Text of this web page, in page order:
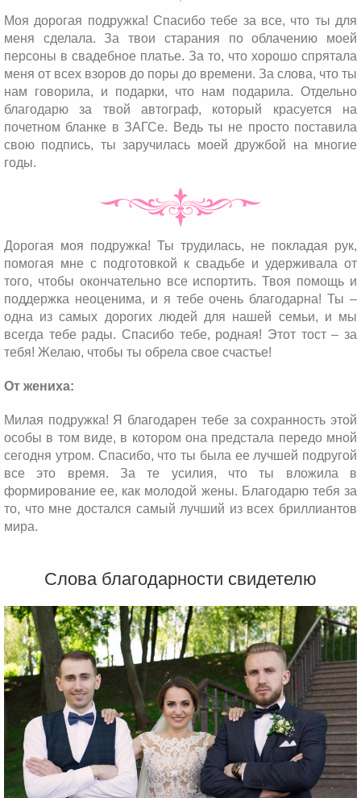
Моя дорогая подружка! Спасибо тебе за все, что ты для
меня сделала. За твои старания по облачению моей
персоны в свадебное платье. За то, что хорошо спрятала
меня от всех взоров до поры до времени. За слова, что ты
нам говорила, и подарки, что нам подарила. Отдельно
благодарю за твой автограф, который красуется на
почетном бланке в ЗАГСе. Ведь ты не просто поставила
свою подпись, ты заручилась моей дружбой на многие
годы.
Дорогая моя подружка! Ты трудилась, не покладая рук,
помогая мне с подготовкой к свадьбе и удерживала от
того, чтобы окончательно все испортить. Твоя помощь и
поддержка неоценима, и я тебе очень благодарна! Ты –
одна из самых дорогих людей для нашей семьи, и мы
всегда тебе рады. Спасибо тебе, родная! Этот тост – за
тебя! Желаю, чтобы ты обрела свое счастье!
От жениха:
Милая подружка! Я благодарен тебе за сохранность этой
особы в том виде, в котором она предстала передо мной
сегодня утром. Спасибо, что ты была ее лучшей подругой
все это время. За те усилия, что ты вложила в
формирование ее, как молодой жены. Благодарю тебя за
то, что мне достался самый лучший из всех бриллиантов
мира.
Слова благодарности свидетелю